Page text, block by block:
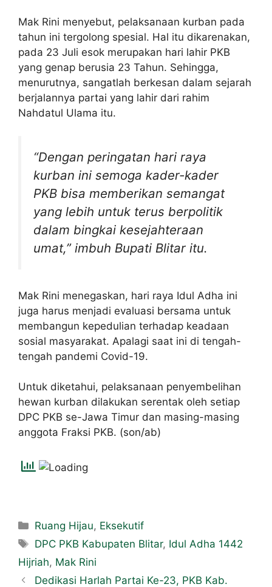
Mak Rini menyebut, pelaksanaan kurban pada
tahun ini tergolong spesial. Hal itu dikarenakan,
pada 23 Juli esok merupakan hari lahir PKB
yang genap berusia 23 Tahun. Sehingga,
menurutnya, sangatlah berkesan dalam sejarah
berjalannya partai yang lahir dari rahim
Nahdatul Ulama itu.
“Dengan peringatan hari raya
kurban ini semoga kader-kader
PKB bisa memberikan semangat
yang lebih untuk terus berpolitik
dalam bingkai kesejahteraan
umat,” imbuh Bupati Blitar itu.
Mak Rini menegaskan, hari raya Idul Adha ini
juga harus menjadi evaluasi bersama untuk
membangun kepedulian terhadap keadaan
sosial masyarakat. Apalagi saat ini di tengah-
tengah pandemi Covid-19.
Untuk diketahui, pelaksanaan penyembelihan
hewan kurban dilakukan serentak oleh setiap
DPC PKB se-Jawa Timur dan masing-masing
anggota Fraksi PKB. (son/ab)
Ruang Hijau, Eksekutif
DPC PKB Kabupaten Blitar, Idul Adha 1442
Hijriah, Mak Rini
Dedikasi Harlah Partai Ke-23, PKB Kab.